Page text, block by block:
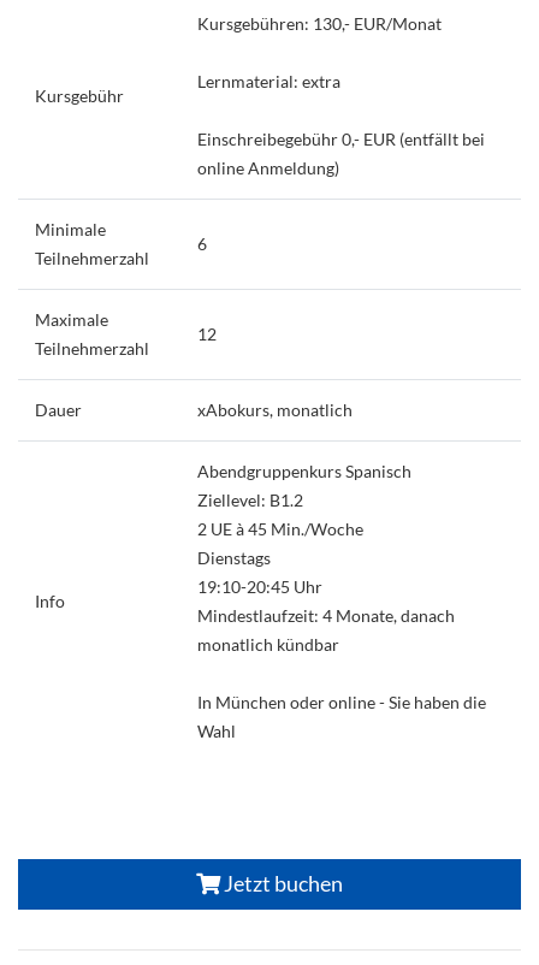
Kursgebühr
Kursgebühren: 130,- EUR/Monat
Lernmaterial: extra
Einschreibegebühr 0,- EUR (entfällt bei
online Anmeldung)
Minimale
Teilnehmerzahl
6
Maximale
Teilnehmerzahl
12
Dauer xAbokurs, monatlich
Info
Abendgruppenkurs Spanisch
Ziellevel: B1.2
2 UE à 45 Min./Woche
Dienstags
19:10-20:45 Uhr
Mindestlaufzeit: 4 Monate, danach
monatlich kündbar
In München oder online - Sie haben die
Wahl
Jetzt buchen